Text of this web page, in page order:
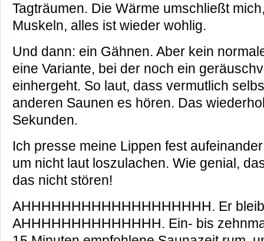
Tagträumen. Die Wärme umschließt
Muskeln, alles ist wieder wohlig.
Und dann: ein Gähnen. Aber kein
eine Variante, bei der noch ein
einhergeht. So laut, dass vermutlich
anderen Saunen es hören. Das
Sekunden.
Ich presse meine Lippen fest
um nicht laut loszulachen. Wie genial,
das nicht stören!
AHHHHHHHHHHHHHHHHHHH. Er
AHHHHHHHHHHHHHH. Ein- bis